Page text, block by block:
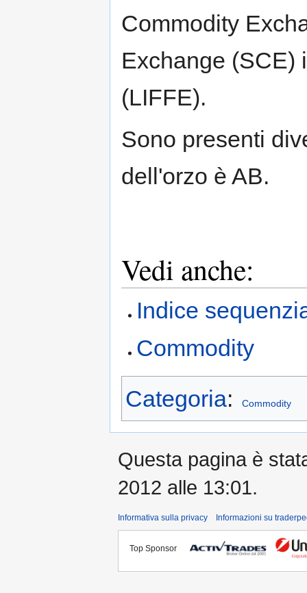
Commodity
Exchange (SCE)
(LIFFE).
Sono presenti
dell'orzo è AB.
Vedi anche:
Indice
Commodity
Categoria: Commodity
Questa pagina è
2012 alle 13:01.
Informativa sulla privacy Informazioni su
Top Sponsor